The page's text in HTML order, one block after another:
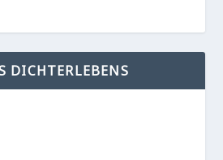
DICHTERLEBENS